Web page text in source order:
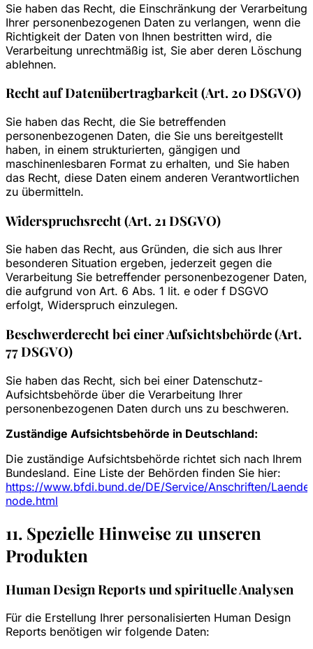
Sie haben das Recht, die Einschränkung der Verarbeitung
Ihrer personenbezogenen Daten zu verlangen, wenn die
Richtigkeit der Daten von Ihnen bestritten wird, die
Verarbeitung unrechtmäßig ist, Sie aber deren Löschung
ablehnen.
Recht auf Datenübertragbarkeit (Art. 20 DSGVO)
Sie haben das Recht, die Sie betreffenden
personenbezogenen Daten, die Sie uns bereitgestellt
haben, in einem strukturierten, gängigen und
maschinenlesbaren Format zu erhalten, und Sie haben
das Recht, diese Daten einem anderen Verantwortlichen
zu übermitteln.
Widerspruchsrecht (Art. 21 DSGVO)
Sie haben das Recht, aus Gründen, die sich aus Ihrer
besonderen Situation ergeben, jederzeit gegen die
Verarbeitung Sie betreffender personenbezogener Daten,
die aufgrund von Art. 6 Abs. 1 lit. e oder f DSGVO
erfolgt, Widerspruch einzulegen.
Beschwerderecht bei einer Aufsichtsbehörde (Art.
77 DSGVO)
Sie haben das Recht, sich bei einer Datenschutz-
Aufsichtsbehörde über die Verarbeitung Ihrer
personenbezogenen Daten durch uns zu beschweren.
Zuständige Aufsichtsbehörde in Deutschland:
Die zuständige Aufsichtsbehörde richtet sich nach Ihrem
Bundesland. Eine Liste der Behörden finden Sie hier:
https://www.bfdi.bund.de/DE/Service/Anschriften/
node.html
11. Spezielle Hinweise zu unseren
Produkten
Human Design Reports und spirituelle Analysen
Für die Erstellung Ihrer personalisierten Human Design
Reports benötigen wir folgende Daten: